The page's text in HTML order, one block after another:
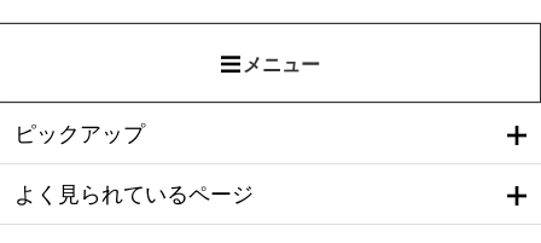
メニュー
ピックアップ
よく見られているページ